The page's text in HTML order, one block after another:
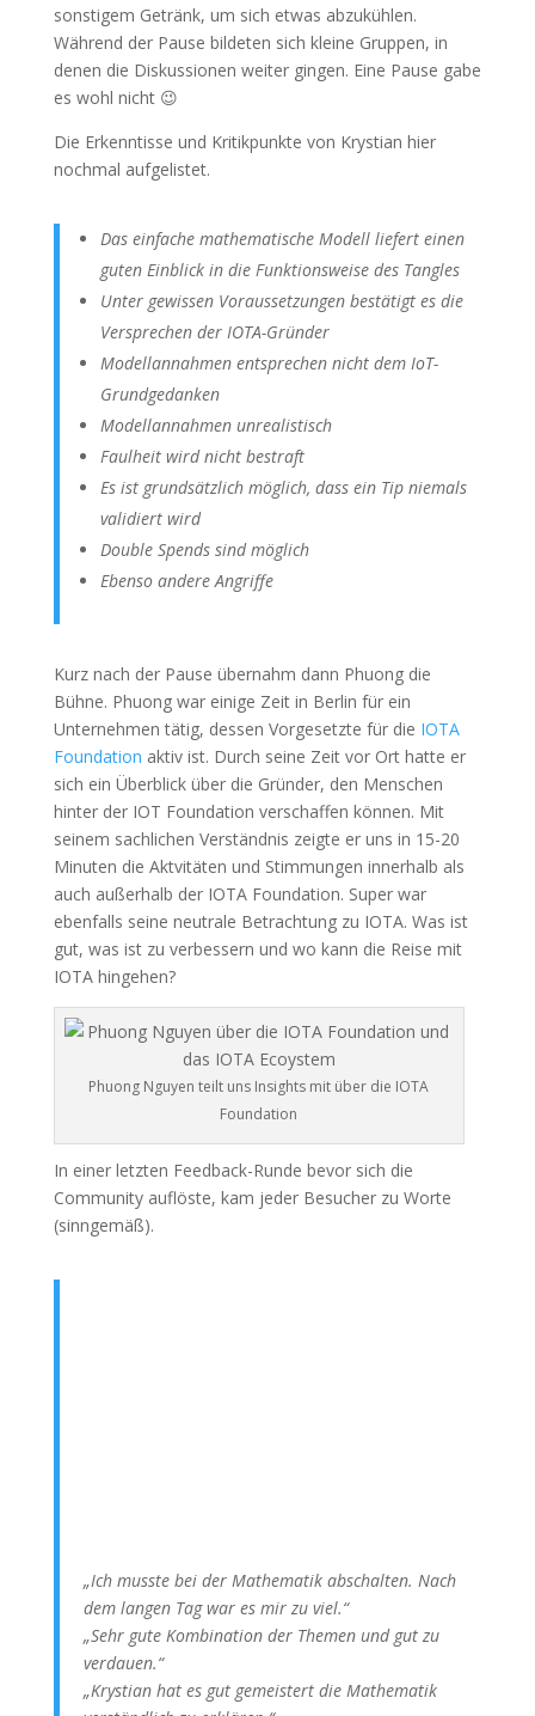
sonstigem Getränk, um sich etwas abzukühlen.
Während der Pause bildeten sich kleine Gruppen, in
denen die Diskussionen weiter gingen. Eine Pause gabe
es wohl nicht 😉
Die Erkenntisse und Kritikpunkte von Krystian hier
nochmal aufgelistet.
Das einfache mathematische Modell liefert einen
guten Einblick in die Funktionsweise des Tangles
Unter gewissen Voraussetzungen bestätigt es die
Versprechen der IOTA-Gründer
Modellannahmen entsprechen nicht dem IoT-
Grundgedanken
Modellannahmen unrealistisch
Faulheit wird nicht bestraft
Es ist grundsätzlich möglich, dass ein Tip niemals
validiert wird
Double Spends sind möglich
Ebenso andere Angriffe
Kurz nach der Pause übernahm dann Phuong die
Bühne. Phuong war einige Zeit in Berlin für ein
Unternehmen tätig, dessen Vorgesetzte für die IOTA
Foundation aktiv ist. Durch seine Zeit vor Ort hatte er
sich ein Überblick über die Gründer, den Menschen
hinter der IOT Foundation verschaffen können. Mit
seinem sachlichen Verständnis zeigte er uns in 15-20
Minuten die Aktvitäten und Stimmungen innerhalb als
auch außerhalb der IOTA Foundation. Super war
ebenfalls seine neutrale Betrachtung zu IOTA. Was ist
gut, was ist zu verbessern und wo kann die Reise mit
IOTA hingehen?
Phuong Nguyen teilt uns Insights mit über die IOTA
Foundation
In einer letzten Feedback-Runde bevor sich die
Community auflöste, kam jeder Besucher zu Worte
(sinngemäß).
„Ich musste bei der Mathematik abschalten. Nach
dem langen Tag war es mir zu viel.“
„Sehr gute Kombination der Themen und gut zu
verdauen.“
„Krystian hat es gut gemeistert die Mathematik